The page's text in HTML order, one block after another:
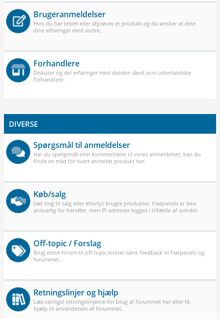
Brugeranmeldelser
Hvis du har testet eller afprøvet et produkt og du ønsker at dele
dine erfaringer med andre.
Forhandlere
Diskuter og del erfaringer med danske såvel som udenlandske
forhandlere.
DIVERSE
Spørgsmål til anmeldelser
Har du spørgsmål eller kommentarer til vores anmeldelser, kan du
finde en tråd for hvert anmeldt produkt her.
Køb/salg
Sæt ting til salg eller efterlys brugte produkter. Flatpanels er ikke
ansvarlig for handler, men IP-adresser logges i tilfælde af svindel.
Off-topic / Forslag
Brug dette forum til off-topic emner samt feedback til Flatpanels og
forummet.
Retningslinjer og hjælp
Læs venligst retningslinjerne for brug af forummet her eller få
hjælp til anvendelsen af forummet.